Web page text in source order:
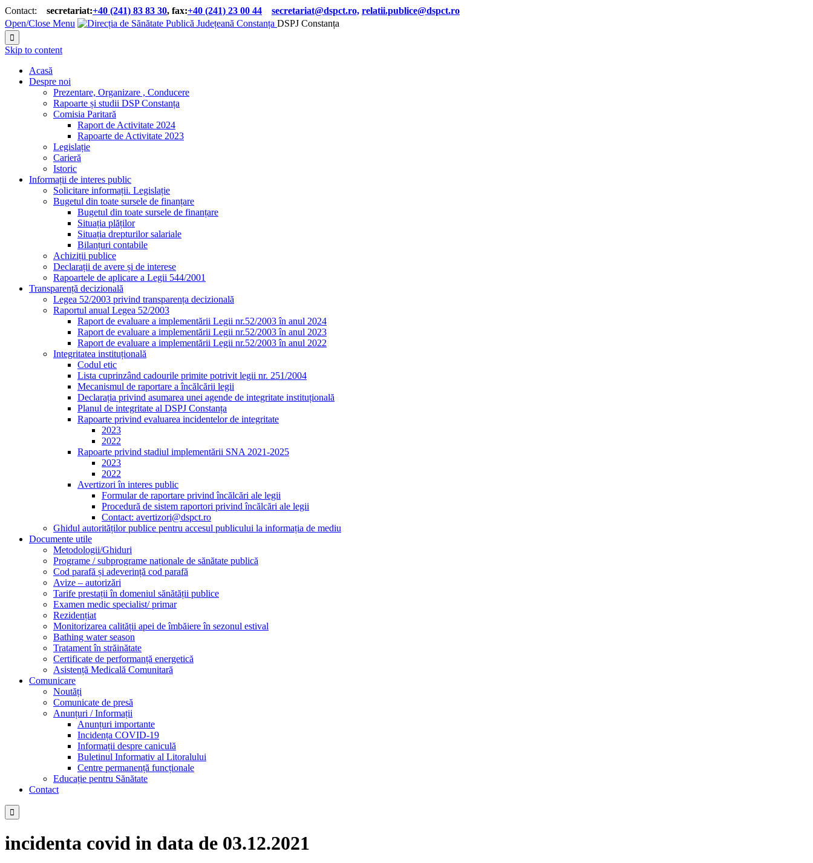
Contact: secretariat:+40 (241) 83 83 30, fax:+40 (241) 23 00 44 secretariat@dspct.ro, relatii.publice@dspct.ro
Open/Close Menu
DSPJ Constanța

Skip to content
Acasă
Despre noi
Prezentare, Organizare , Conducere
Rapoarte și studii DSP Constanța
Comisia Paritară
Raport de Activitate 2024
Rapoarte de Activitate 2023
Legislație
Carieră
Istoric
Informații de interes public
Solicitare informații. Legislație
Bugetul din toate sursele de finanțare
Bugetul din toate sursele de finanțare
Situația plăților
Situația drepturilor salariale
Bilanțuri contabile
Achiziții publice
Declarații de avere și de interese
Rapoartele de aplicare a Legii 544/2001
Transparență decizională
Legea 52/2003 privind transparența decizională
Raportul anual Legea 52/2003
Raport de evaluare a implementării Legii nr.52/2003 în anul 2024
Raport de evaluare a implementării Legii nr.52/2003 în anul 2023
Raport de evaluare a implementării Legii nr.52/2003 în anul 2022
Integritatea instituțională
Codul etic
Lista cuprinzând cadourile primite potrivit legii nr. 251/2004
Mecanismul de raportare a încălcării legii
Declarația privind asumarea unei agende de integritate instituțională
Planul de integritate al DSPJ Constanța
Rapoarte privind evaluarea incidentelor de integritate
2023
2022
Rapoarte privind stadiul implementării SNA 2021-2025
2023
2022
Avertizori în interes public
Formular de raportare privind încălcări ale legii
Procedură de sistem raportori privind încălcări ale legii
Contact: avertizori@dspct.ro
Ghidul autorităților publice pentru accesul publicului la informația de mediu
Documente utile
Metodologii/Ghiduri
Programe / subprograme naționale de sănătate publică
Cod parafă și adeverință cod parafă
Avize – autorizări
Tarife prestații în domeniul sănătății publice
Examen medic specialist/ primar
Rezidențiat
Monitorizarea calității apei de îmbăiere în sezonul estival
Bathing water season
Tratament în străinătate
Certificate de performanță energetică
Asistență Medicală Comunitară
Comunicare
Noutăți
Comunicate de presă
Anunțuri / Informații
Anunțuri importante
Incidența COVID-19
Informații despre caniculă
Buletinul Informativ al Litoralului
Centre permanență funcționale
Educație pentru Sănătate
Contact

incidenta covid in data de 03.12.2021